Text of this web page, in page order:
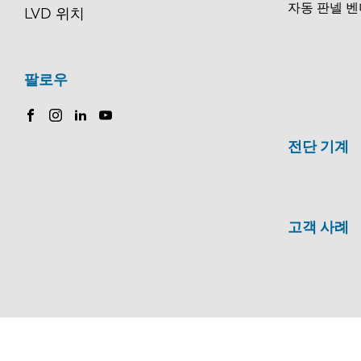
LVD 위치
팔로우
자동 판넬
전단 기계
고객 사례